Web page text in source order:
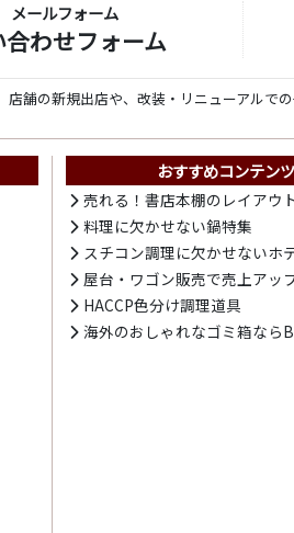
メールフォーム
合わせフォーム
舗の新規出店や、改装・リニューアルで
おすすめコンテンツ
売れる！書店本棚のレイアウ
料理に欠かせない鍋特集
スチコン調理に欠かせないホ
屋台・ワゴン販売で売上アッ
HACCP色分け調理道具
海外のおしゃれなゴミ箱なら